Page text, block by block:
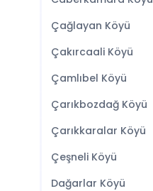
Çağlayan Köyü
Çakırcaali Köyü
Çamlıbel Köyü
Çarıkbozdağ Köyü
Çarıkkaralar Köyü
Çeşneli Köyü
Dağarlar Köyü